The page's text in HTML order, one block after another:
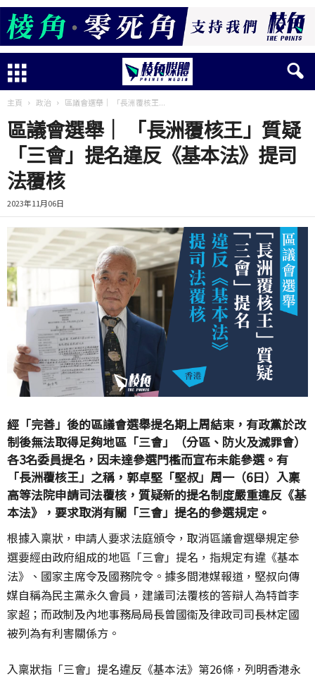
主頁 政治 區議會選舉｜ 「長洲覆核王...
區議會選舉｜ 「長洲覆核王」質疑
「三會」提名違反《基本法》提司
法覆核
2023年11月06日
經「完善」後的區議會選舉提名期上周結束，有政黨於改
制後無法取得足夠地區「三會」（分區、防火及滅罪會）
各3名委員提名，因未達參選門檻而宣布未能參選。有
「長洲覆核王」之稱，郭卓堅「堅叔」周一（6日）入稟
高等法院申請司法覆核，質疑新的提名制度嚴重違反《基
本法》，要求取消有關「三會」提名的參選規定。
根據入稟狀，申請人要求法庭頒令，取消區議會選舉規定參
選要經由政府組成的地區「三會」提名，指規定有違《基本
法》、國家主席令及國務院令。據多間港媒報道，堅叔向傳
媒自稱為民主黨永久會員，建議司法覆核的答辯人為特首李
家超；而政制及內地事務局局長曾國衞及律政司司長林定國
被列為有利害關係方。
入稟狀指「三會」提名違反《基本法》第26條，列明香港永